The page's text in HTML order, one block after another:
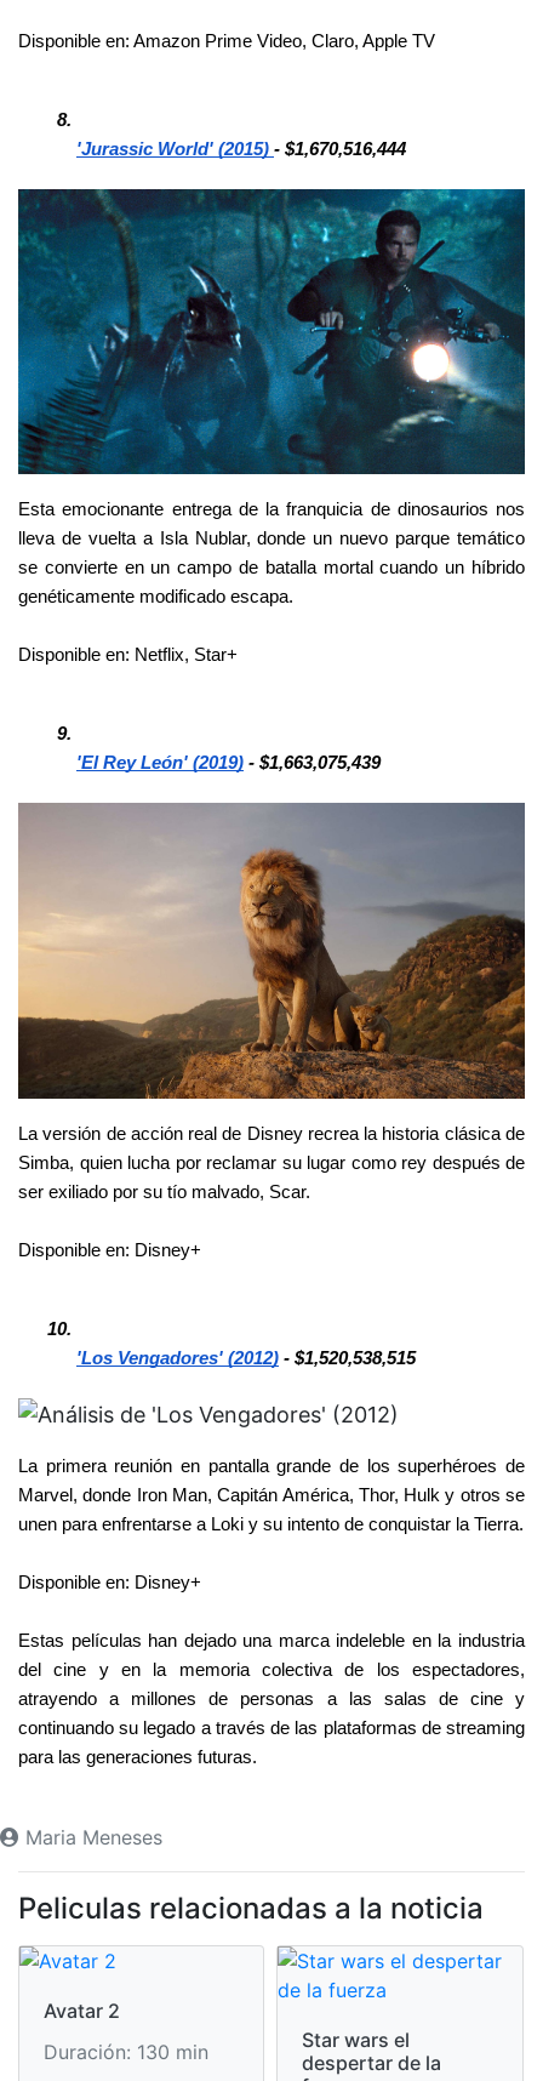
Disponible en: Amazon Prime Video, Claro, Apple TV
'Jurassic World' (2015) - $1,670,516,444
Esta emocionante entrega de la franquicia de dinosaurios nos
lleva de vuelta a Isla Nublar, donde un nuevo parque temático
se convierte en un campo de batalla mortal cuando un híbrido
genéticamente modificado escapa.
Disponible en: Netflix, Star+
'El Rey León' (2019) - $1,663,075,439
La versión de acción real de Disney recrea la historia clásica de
Simba, quien lucha por reclamar su lugar como rey después de
ser exiliado por su tío malvado, Scar.
Disponible en: Disney+
'Los Vengadores' (2012) - $1,520,538,515
La primera reunión en pantalla grande de los superhéroes de
Marvel, donde Iron Man, Capitán América, Thor, Hulk y otros se
unen para enfrentarse a Loki y su intento de conquistar la Tierra.
Disponible en: Disney+
Estas películas han dejado una marca indeleble en la industria
del cine y en la memoria colectiva de los espectadores,
atrayendo a millones de personas a las salas de cine y
continuando su legado a través de las plataformas de streaming
para las generaciones futuras.
Maria Meneses
Peliculas relacionadas a la noticia
Avatar 2
Duración: 130 min
Star wars el
despertar de la